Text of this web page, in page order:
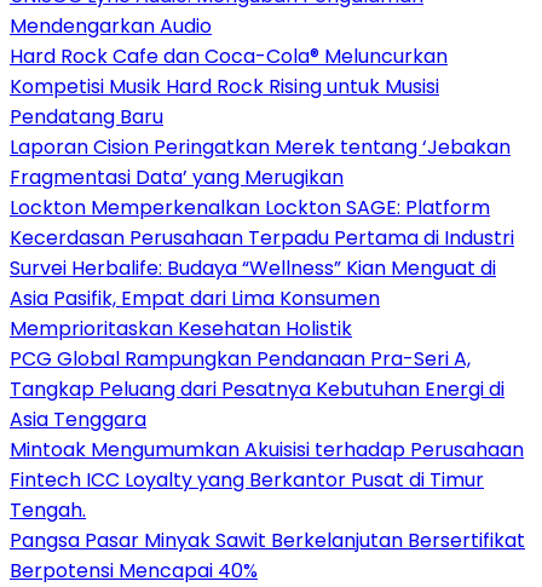
Mendengarkan Audio
Hard Rock Cafe dan Coca-Cola® Meluncurkan
Kompetisi Musik Hard Rock Rising untuk Musisi
Pendatang Baru
Laporan Cision Peringatkan Merek tentang ‘Jebakan
Fragmentasi Data’ yang Merugikan
Lockton Memperkenalkan Lockton SAGE: Platform
Kecerdasan Perusahaan Terpadu Pertama di Industri
Survei Herbalife: Budaya “Wellness” Kian Menguat di
Asia Pasifik, Empat dari Lima Konsumen
Memprioritaskan Kesehatan Holistik
PCG Global Rampungkan Pendanaan Pra-Seri A,
Tangkap Peluang dari Pesatnya Kebutuhan Energi di
Asia Tenggara
Mintoak Mengumumkan Akuisisi terhadap Perusahaan
Fintech ICC Loyalty yang Berkantor Pusat di Timur
Tengah.
Pangsa Pasar Minyak Sawit Berkelanjutan Bersertifikat
Berpotensi Mencapai 40%